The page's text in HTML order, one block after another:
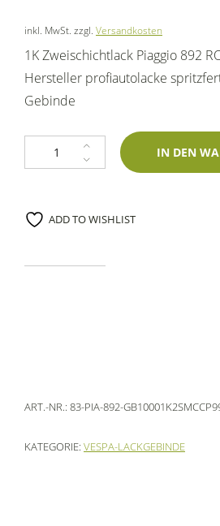
inkl. MwSt. zzgl. Versandkosten
1K Zweischichtlack Piaggio 892
Hersteller profiautolacke
Gebinde
Gebinde Piaggio 892 Rosso Zip P.
IN DEN
ADD TO WISHLIST
ART.-NR.: 83-PIA-892-
KATEGORIE: VESPA-LACKGEBINDE